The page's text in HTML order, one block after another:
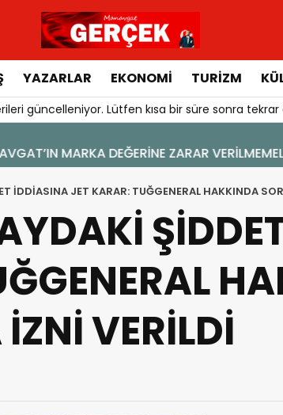
YAZARLAR EKONOMI TURIZM
güncelleniyor. Lütfen kısa bir süre sonra tekrar
İDDİASINA JET KARAR: TUĞGENERAL HAKKINDA
VERİLDİ